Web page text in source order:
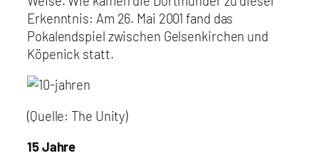
Erkenntnis: Am 26. Mai 2001 fand das
Pokalendspiel zwischen Gelsenkirchen und
Köpenick statt.
(Quelle: The Unity)
15 Jahre